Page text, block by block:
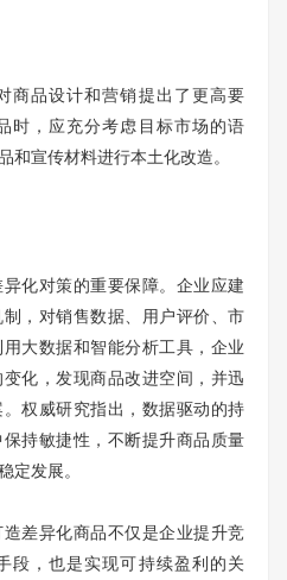
商品设计和营销提出了更高要
时，应充分考虑目标市场的语
和宣传材料进行本土化改造。
化对策的重要保障。企业应建
，对销售数据、用户评价、市
大数据和智能分析工具，企业
化，发现商品改进空间，并迅
权威研究指出，数据驱动的持
持敏捷性，不断提升商品质量
定发展。
差异化商品不仅是企业提升竞
段，也是实现可持续盈利的关